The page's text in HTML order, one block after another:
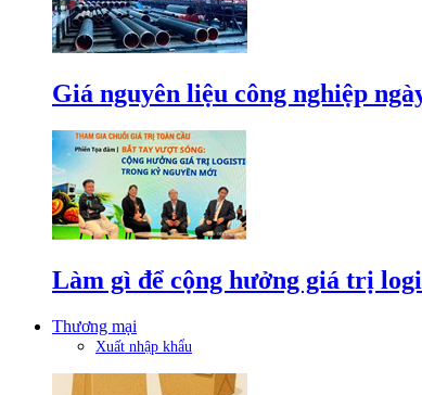
Giá nguyên liệu công nghiệp
Làm gì để cộng hưởng giá trị
Thương mại
Xuất nhập khẩu